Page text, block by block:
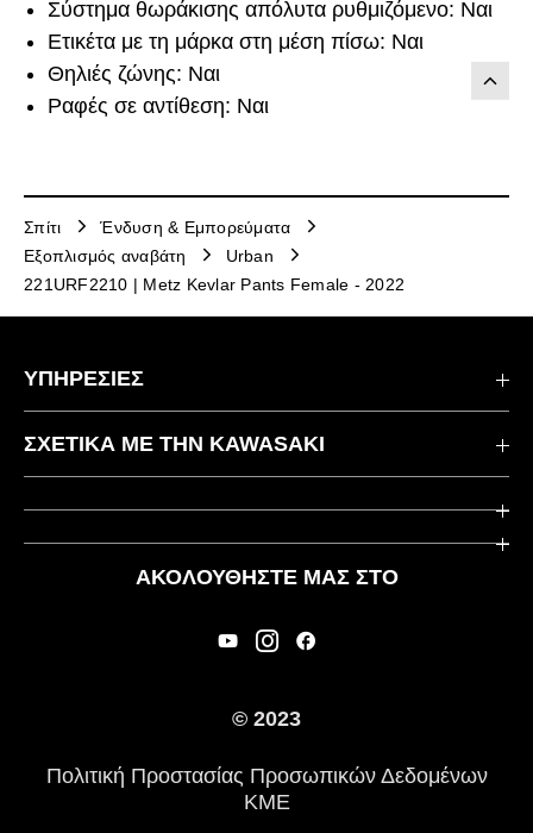
Σύστημα θωράκισης απόλυτα ρυθμιζόμενο: Ναι
Ετικέτα με τη μάρκα στη μέση πίσω: Ναι
Θηλιές ζώνης: Ναι
Ραφές σε αντίθεση: Ναι
Σπίτι
Ένδυση & Εμπορεύματα
Εξοπλισμός αναβάτη
Urban
221URF2210 | Metz Kevlar Pants Female - 2022
ΑΚΟΛΟΥΘΉΣΤΕ ΜΑΣ ΣΤΟ
ΥΠΗΡΕΣΙΕΣ
Επικοινωνήστε μαζί μας
Χρήσιμοι Σύνδεσμοι
ΣΧΕΤΙΚΆ ΜΕ ΤΗΝ KAWASAKI
Εταιρεία
Ιστορία
© 2023
Πολιτική Προστασίας Προσωπικών Δεδομένων
ΚΜΕ